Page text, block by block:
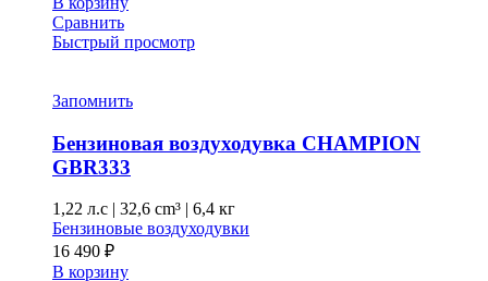
Сравнить
Быстрый просмотр
Запомнить
Бензиновая воздуходувка CHAMPION
GBR333
1,22 л.с | 32,6 cm³ | 6,4 кг
Бензиновые воздуходувки
16 490 ₽
В корзину